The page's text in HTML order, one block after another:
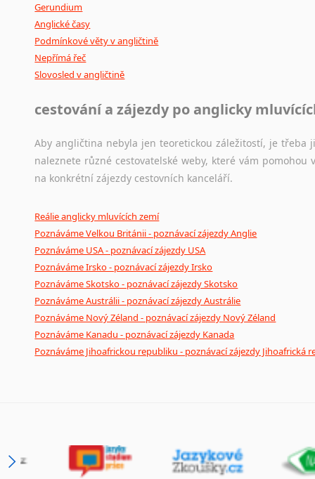
Gerundium
Anglické časy
Podmínkové věty v angličtině
Nepřímá řeč
Slovosled v angličtině
cestování a zájezdy po anglicky
Aby angličtina nebyla jen teoretickou záležitostí, je
naleznete různé cestovatelské weby, které vám
na konkrétní zájezdy cestovních kanceláří.
Reálie anglicky mluvících zemí
Poznáváme Velkou Británii - poznávací zájezdy Anglie
Poznáváme USA - poznávací zájezdy USA
Poznáváme Irsko - poznávací zájezdy Irsko
Poznáváme Skotsko - poznávací zájezdy Skotsko
Poznáváme Austrálii - poznávací zájezdy Austrálie
Poznáváme Nový Zéland - poznávací zájezdy Nový Zéland
Poznáváme Kanadu - poznávací zájezdy Kanada
Poznáváme Jihoafrickou republiku - poznávací zájezdy Jihoafrická